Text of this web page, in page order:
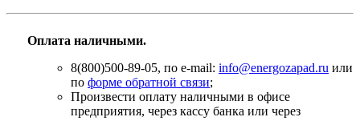
Оплата наличными.
8(800)500-89-05, по e-mail: info@energozapad.ru или
по форме обратной связи;
Произвести оплату наличными в офисе
предприятия, через кассу банка или через